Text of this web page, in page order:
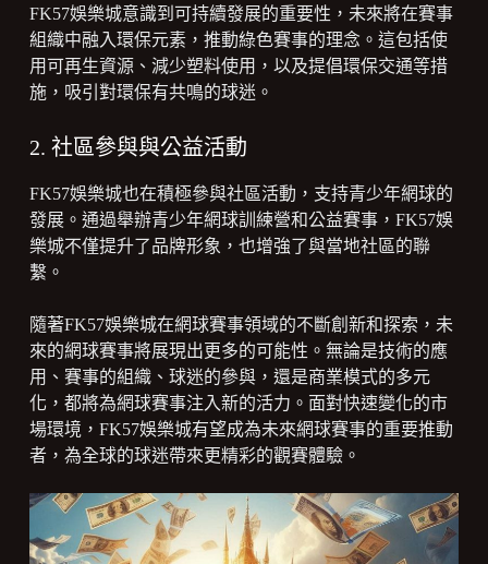
FK57娛樂城意識到可持續發展的重要性，未來將在賽事
組織中融入環保元素，推動綠色賽事的理念。這包括使
用可再生資源、減少塑料使用，以及提倡環保交通等措
施，吸引對環保有共鳴的球迷。
2. 社區參與與公益活動
FK57娛樂城也在積極參與社區活動，支持青少年網球的
發展。通過舉辦青少年網球訓練營和公益賽事，FK57娛
樂城不僅提升了品牌形象，也增強了與當地社區的聯
繫。
隨著FK57娛樂城在網球賽事領域的不斷創新和探索，未
來的網球賽事將展現出更多的可能性。無論是技術的應
用、賽事的組織、球迷的參與，還是商業模式的多元
化，都將為網球賽事注入新的活力。面對快速變化的市
場環境，FK57娛樂城有望成為未來網球賽事的重要推動
者，為全球的球迷帶來更精彩的觀賽體驗。